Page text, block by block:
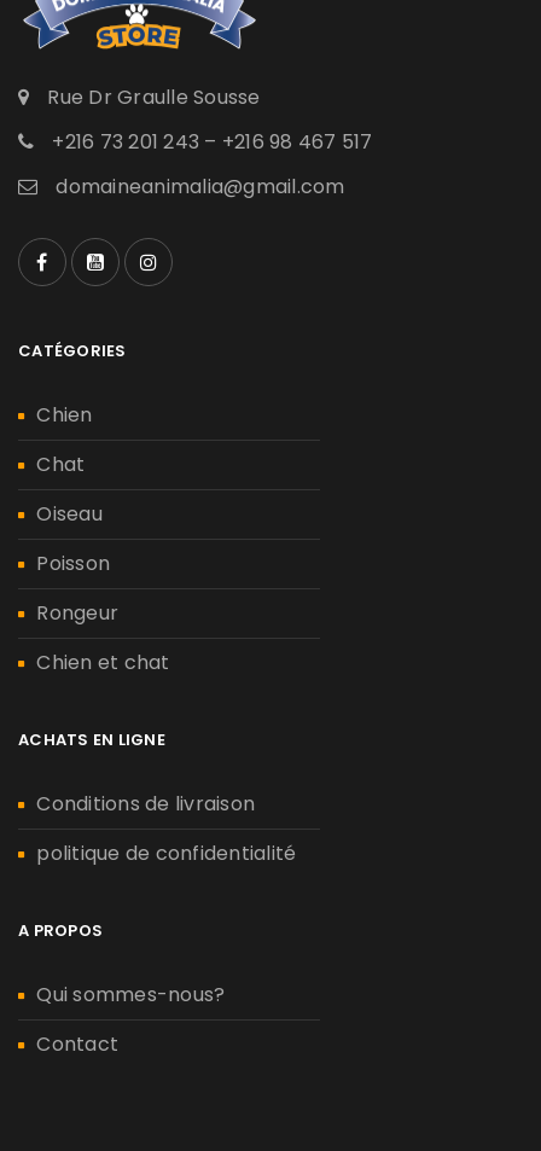
Rue Dr Graulle Sousse
+216 73 201 243 – +216 98 467 517
domaineanimalia@gmail.com
CATÉGORIES
Chien
Chat
Oiseau
Poisson
Rongeur
Chien et chat
ACHATS EN LIGNE
Conditions de livraison
politique de confidentialité
A PROPOS
Qui sommes-nous?
Contact